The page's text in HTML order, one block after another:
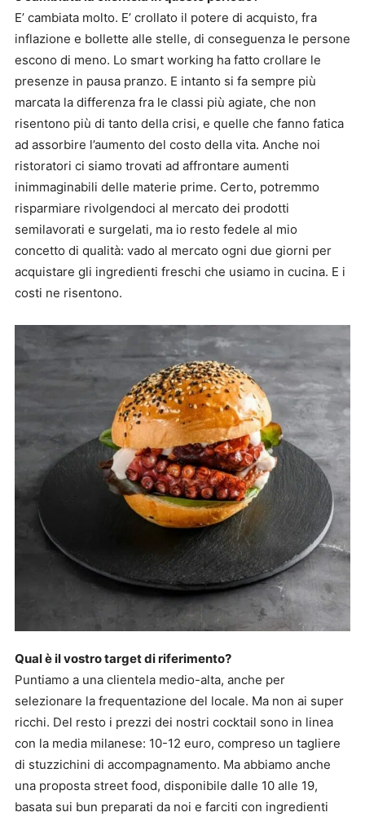
E’ cambiata molto. E’ crollato il potere di acquisto, fra
inflazione e bollette alle stelle, di conseguenza le persone
escono di meno. Lo smart working ha fatto crollare le
presenze in pausa pranzo. E intanto si fa sempre più
marcata la differenza fra le classi più agiate, che non
risentono più di tanto della crisi, e quelle che fanno fatica
ad assorbire l’aumento del costo della vita. Anche noi
ristoratori ci siamo trovati ad affrontare aumenti
inimmaginabili delle materie prime. Certo, potremmo
risparmiare rivolgendoci al mercato dei prodotti
semilavorati e surgelati, ma io resto fedele al mio
concetto di qualità: vado al mercato ogni due giorni per
acquistare gli ingredienti freschi che usiamo in cucina. E i
costi ne risentono.
Qual è il vostro target di riferimento?
Puntiamo a una clientela medio-alta, anche per
selezionare la frequentazione del locale. Ma non ai super
ricchi. Del resto i prezzi dei nostri cocktail sono in linea
con la media milanese: 10-12 euro, compreso un tagliere
di stuzzichini di accompagnamento. Ma abbiamo anche
una proposta street food, disponibile dalle 10 alle 19,
basata sui bun preparati da noi e farciti con ingredienti